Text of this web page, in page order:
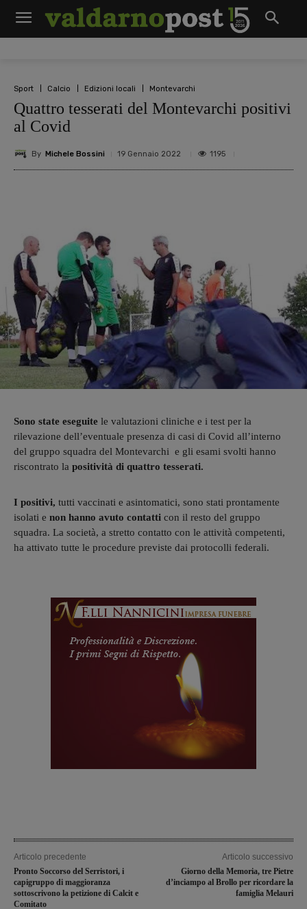
Sport Calcio Edizioni locali Montevarchi
Quattro tesserati del Montevarchi positivi
al Covid
By Michele Bossini 19 Gennaio 2022 1195
Sono state eseguite le valutazioni cliniche e i test per la
rilevazione dell’eventuale presenza di casi di Covid all’interno
del gruppo squadra del Montevarchi e gli esami svolti hanno
riscontrato la positività di quattro tesserati.
I positivi, tutti vaccinati e asintomatici, sono stati prontamente
isolati e non hanno avuto contatti con il resto del gruppo
squadra. La società, a stretto contatto con le attività competenti,
ha attivato tutte le procedure previste dai protocolli federali.
Articolo precedente
Pronto Soccorso del Serristori, i
capigruppo di maggioranza
sottoscrivono la petizione di Calcit e
Comitato
Articolo successivo
Giorno della Memoria, tre Pietre
d’inciampo al Brollo per ricordare la
famiglia Melauri